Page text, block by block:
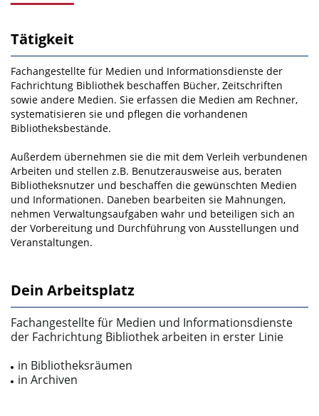
Tätigkeit
Fachangestellte für Medien­ und Informationsdienste der
Fachrichtung Bibliothek beschaffen Bücher, Zeitschriften
sowie andere Medien. Sie erfassen die Medien am Rechner,
systematisieren sie und pflegen die vorhandenen
Bibliotheksbestände.
Außerdem übernehmen sie die mit dem Verleih ver­bundenen
Arbeiten und stellen z.B. Benutzerausweise aus, beraten
Bibliotheksnutzer und beschaffen die gewünschten Medien
und Informationen. Daneben bearbeiten sie Mahnungen,
nehmen Verwal­tungsaufgaben wahr und beteiligen sich an
der Vorbereitung und Durchführung von Ausstellungen und
Veranstaltungen.
Dein Arbeitsplatz
Fachangestellte für Medien­ und Informationsdienste
der Fachrichtung Bibliothek arbeiten in erster Li­nie
in Bibliotheksräumen
in Archiven